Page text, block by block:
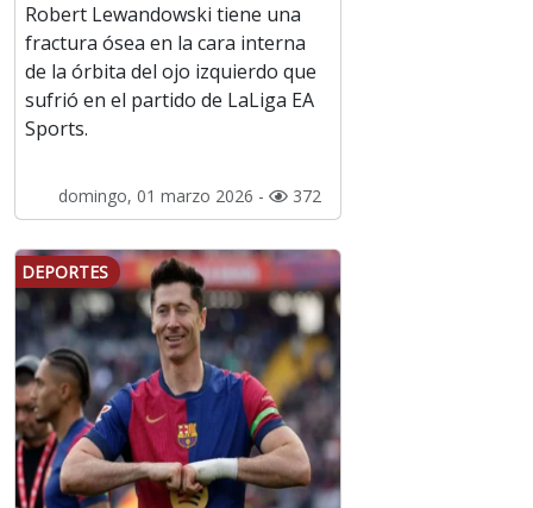
Robert Lewandowski tiene una
fractura ósea en la cara interna
de la órbita del ojo izquierdo que
sufrió en el partido de LaLiga EA
Sports.
domingo, 01 marzo 2026 - 372
DEPORTES